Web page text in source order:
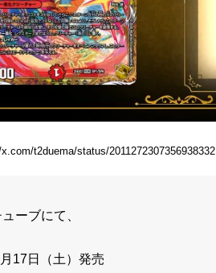
t2duema/status/2011272307356938332
ーブにて、
17日（土）発売